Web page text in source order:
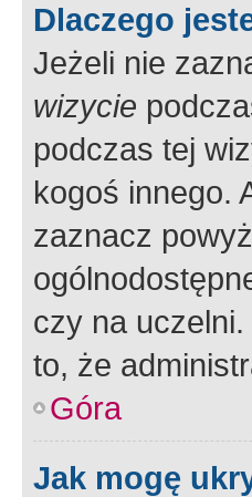
Dlaczego
Jeżeli nie
wizycie
podczas tej
kogoś innego.
zaznacz
czy na
to, że
Góra
Jak mogę